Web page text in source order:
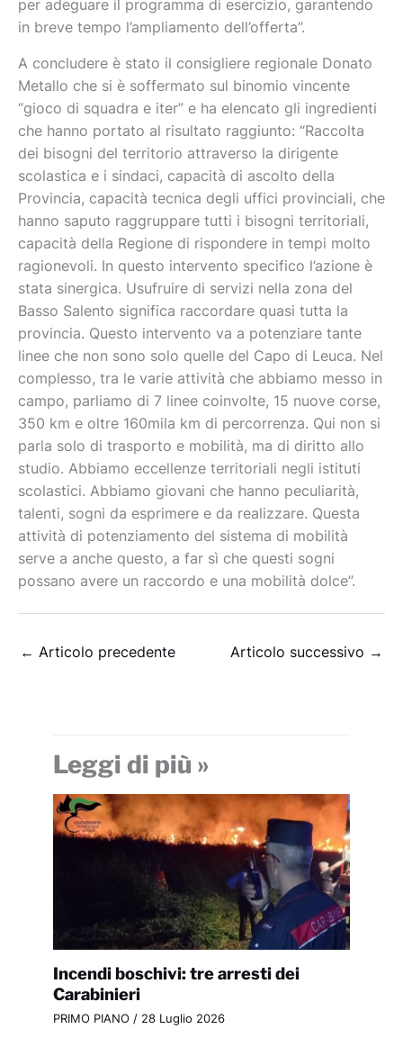
per adeguare il programma di esercizio, garantendo
in breve tempo l’ampliamento dell’offerta”.
A concludere è stato il consigliere regionale Donato
Metallo che si è soffermato sul binomio vincente
“gioco di squadra e iter” e ha elencato gli ingredienti
che hanno portato al risultato raggiunto: “Raccolta
dei bisogni del territorio attraverso la dirigente
scolastica e i sindaci, capacità di ascolto della
Provincia, capacità tecnica degli uffici provinciali, che
hanno saputo raggruppare tutti i bisogni territoriali,
capacità della Regione di rispondere in tempi molto
ragionevoli. In questo intervento specifico l’azione è
stata sinergica. Usufruire di servizi nella zona del
Basso Salento significa raccordare quasi tutta la
provincia. Questo intervento va a potenziare tante
linee che non sono solo quelle del Capo di Leuca. Nel
complesso, tra le varie attività che abbiamo messo in
campo, parliamo di 7 linee coinvolte, 15 nuove corse,
350 km e oltre 160mila km di percorrenza. Qui non si
parla solo di trasporto e mobilità, ma di diritto allo
studio. Abbiamo eccellenze territoriali negli istituti
scolastici. Abbiamo giovani che hanno peculiarità,
talenti, sogni da esprimere e da realizzare. Questa
attività di potenziamento del sistema di mobilità
serve a anche questo, a far sì che questi sogni
possano avere un raccordo e una mobilità dolce”.
← Articolo precedente Articolo successivo →
Leggi di più »
Incendi boschivi: tre arresti dei
Carabinieri
PRIMO PIANO / 28 Luglio 2026